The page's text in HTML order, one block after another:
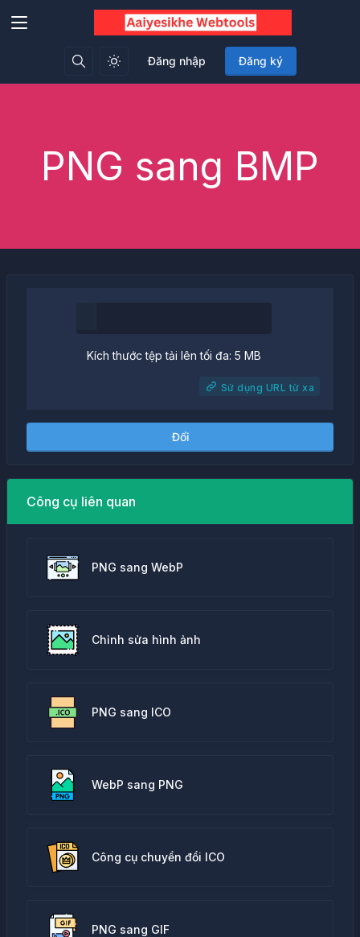
Đăng nhập Đăng ký
PNG sang BMP
Kích thước tệp tải lên tối đa: 5 MB
Sử dụng URL từ xa
Đổi
Công cụ liên quan
PNG sang WebP
Chỉnh sửa hình ảnh
PNG sang ICO
WebP sang PNG
Công cụ chuyển đổi ICO
PNG sang GIF